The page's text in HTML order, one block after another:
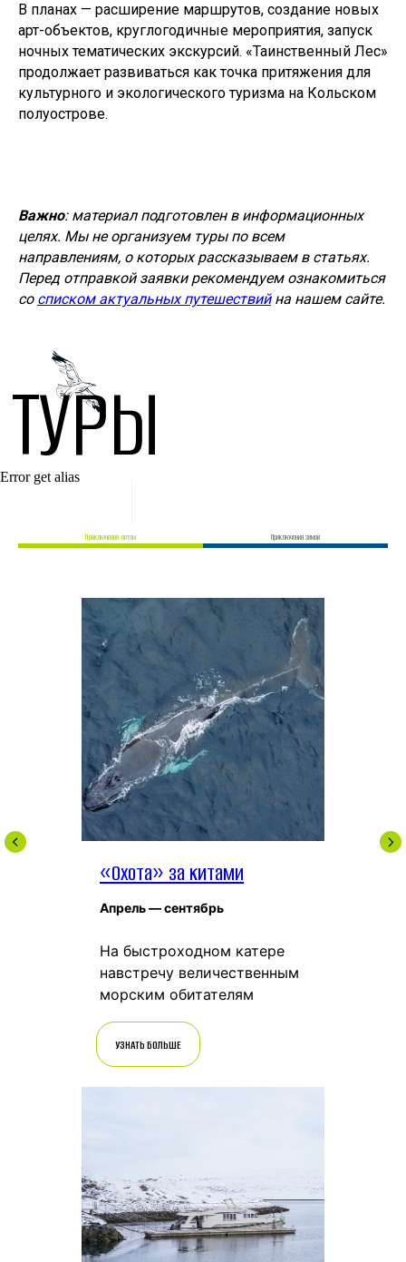
В планах — расширение маршрутов, создание новых
арт-объектов, круглогодичные мероприятия, запуск
ночных тематических экскурсий. «Таинственный Лес»
продолжает развиваться как точка притяжения для
культурного и экологического туризма на Кольском
полуострове.
Важно: материал подготовлен в информационных
целях. Мы не организуем туры по всем
направлениям, о которых рассказываем в статьях.
Перед отправкой заявки рекомендуем ознакомиться
со списком актуальных путешествийна нашем сайте.
ТУРЫ
Error get alias
Приключения летом Приключения зимой
«Охота» за китами
Апрель — сентябрь
На быстроходном катере
навстречу величественным
морским обитателям
УЗНАТЬ БОЛЬШЕ